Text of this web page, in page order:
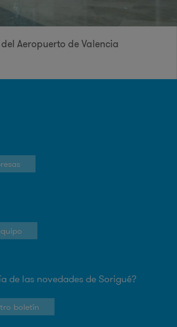
Aeropuerto de Valencia
de las novedades de Sorigué?
boletín